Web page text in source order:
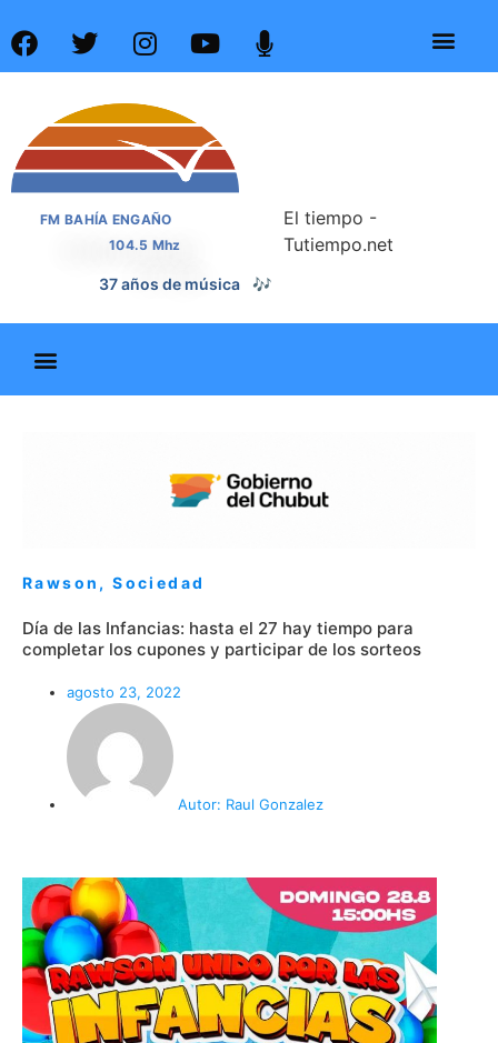
FM BAHÍA ENGAÑO
104.5 Mhz
37 años de noticias 📰
El tiempo -
Tutiempo.net
Rawson ,Sociedad
Día de las Infancias: hasta el 27 hay tiempo para
completar los cupones y participar de los sorteos
agosto 23, 2022
Autor: Raul Gonzalez